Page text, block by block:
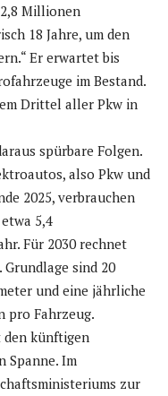
Millionen
18 Jahre, um den
Er erwartet bis
im Bestand.
Drittel aller Pkw in
spürbare Folgen.
also Pkw und
2025, verbrauchen
5,4
Für 2030 rechnet
sind 20
und eine jährliche
pro Fahrzeug.
den künftigen
Spanne. Im
zur